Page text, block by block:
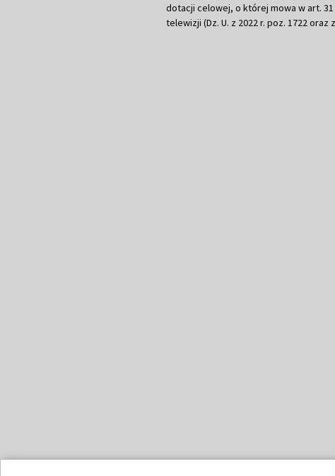
dotacji celowej, o której mowa w art.
telewizji (Dz. U. z 2022 r. poz. 1722 oraz